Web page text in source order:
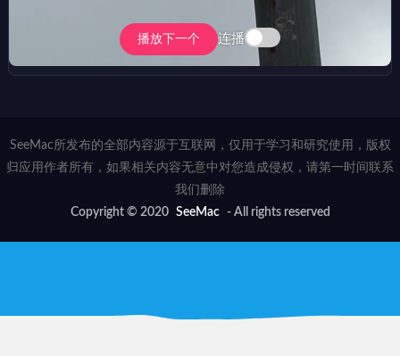
播放下一个 连播
SeeMac所发布的全部内容源于互联网，仅用于学习和研究使用，版权
归应用作者所有，如果相关内容无意中对您造成侵权，请第一时间联系
我们删除
Copyright © 2020 SeeMac - All rights reserved